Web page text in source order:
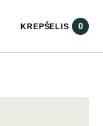
KREPŠELIS 0